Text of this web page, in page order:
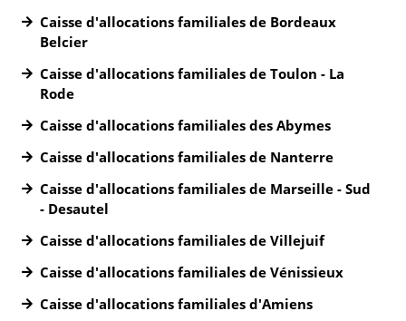
Caisse d'allocations familiales de Bordeaux
Belcier
Caisse d'allocations familiales de Toulon - La
Rode
Caisse d'allocations familiales des Abymes
Caisse d'allocations familiales de Nanterre
Caisse d'allocations familiales de Marseille - Sud
- Desautel
Caisse d'allocations familiales de Villejuif
Caisse d'allocations familiales de Vénissieux
Caisse d'allocations familiales d'Amiens